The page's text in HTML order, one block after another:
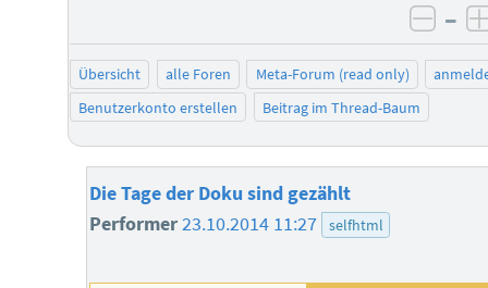
–
Übersicht alle Foren Meta-Forum (read only)
Benutzerkonto erstellen
Beitrag im Thread-Baum
Die Tage der Doku sind gezählt
Performer23.10.2014 11:27 selfhtml